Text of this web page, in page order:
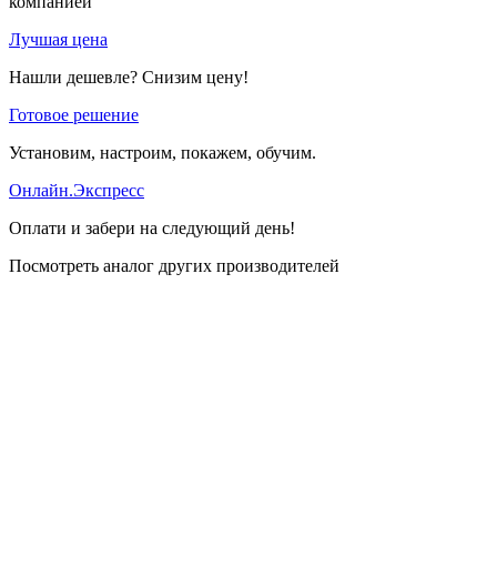
Лучшая цена
Нашли дешевле? Снизим цену!
Готовое решение
Установим, настроим, покажем, обучим.
Онлайн.Экспресс
Оплати и забери на следующий день!
Посмотреть аналог других производителей